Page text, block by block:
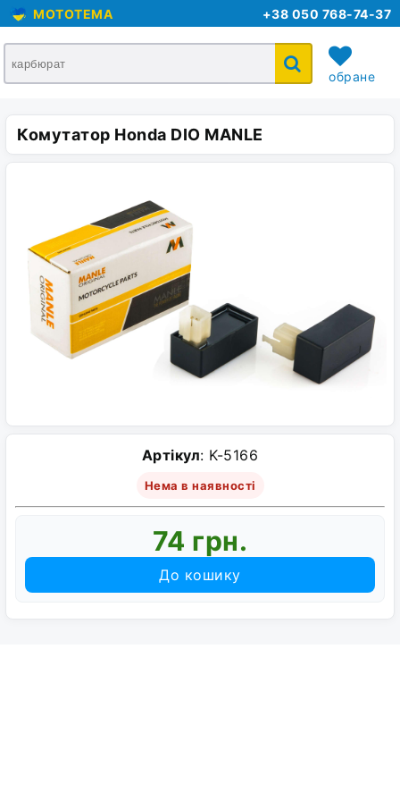
MOTOTEMA +38 050 768-74-37
обране
Комутатор Honda DIO MANLE
Артікул: K-5166
Нема в наявності
74 грн.
До кошику